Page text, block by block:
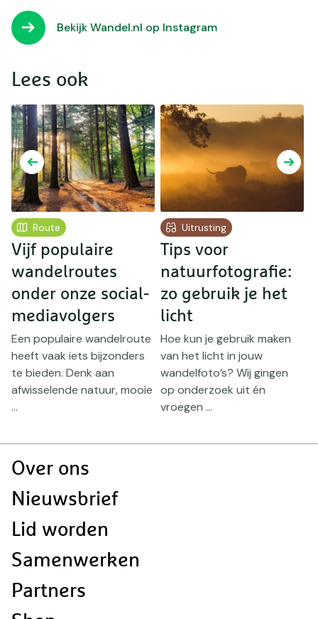
Bekijk Wandel.nl op Instagram
Lees ook
Route
Vijf populaire
wandelroutes
onder onze social-
mediavolgers
Een populaire wandelroute
heeft vaak iets bijzonders
te bieden. Denk aan
afwisselende natuur, mooie
...
Uitrusting
Tips voor
natuurfotografie:
zo gebruik je het
licht
Hoe kun je gebruik maken
van het licht in jouw
wandelfoto’s? Wij gingen
op onderzoek uit én
vroegen ...
Doormat
Over ons
Nieuwsbrief
Lid worden
Samenwerken
Partners